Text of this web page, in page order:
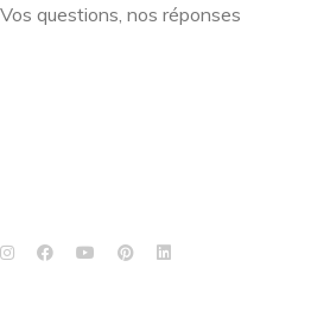
Vos questions, nos réponses